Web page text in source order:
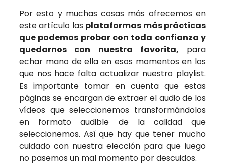
Por esto y muchas cosas más ofrecemos en
este artículo las plataformas más prácticas
que podemos probar con toda confianza y
quedarnos con nuestra favorita, para
echar mano de ella en esos momentos en los
que nos hace falta actualizar nuestro playlist.
Es importante tomar en cuenta que estas
páginas se encargan de extraer el audio de los
vídeos que seleccionemos transformándolos
en formato audible de la calidad que
seleccionemos. Así que hay que tener mucho
cuidado con nuestra elección para que luego
no pasemos un mal momento por descuidos.